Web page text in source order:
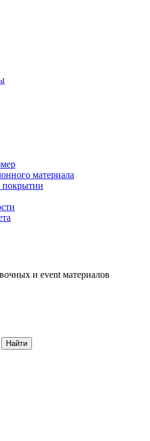
материала
покрытии
и event материалов
Найти